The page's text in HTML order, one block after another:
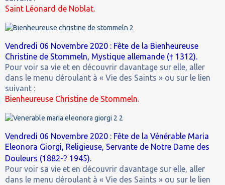
Saint Léonard de Noblat.
Vendredi 06 Novembre 2020 : Fête de la Bienheureuse
Christine de Stommeln, Mystique allemande († 1312).
Pour voir sa vie et en découvrir davantage sur elle, aller
dans le menu déroulant à « Vie des Saints » ou sur le lien
suivant :
Bienheureuse Christine de Stommeln.
Vendredi 06 Novembre 2020 : Fête de la Vénérable Maria
Eleonora Giorgi, Religieuse, Servante de Notre Dame des
Douleurs (1882-? 1945).
Pour voir sa vie et en découvrir davantage sur elle, aller
dans le menu déroulant à « Vie des Saints » ou sur le lien